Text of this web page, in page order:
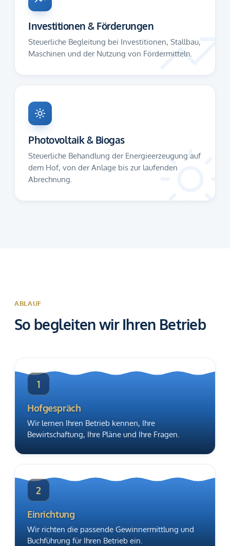
Investitionen & Förderungen
Steuerliche Begleitung bei Investitionen, Stallbau,
Maschinen und der Nutzung von Fördermitteln.
Photovoltaik & Biogas
Steuerliche Behandlung der Energieerzeugung auf
dem Hof, von der Anlage bis zur laufenden
Abrechnung.
ABLAUF
So begleiten wir Ihren Betrieb
1
Hofgespräch
Wir lernen Ihren Betrieb kennen, Ihre
Bewirtschaftung, Ihre Pläne und Ihre Fragen.
2
Einrichtung
Wir richten die passende Gewinnermittlung und
Buchführung für Ihren Betrieb ein.